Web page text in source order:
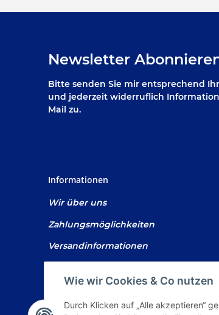
Wie wir Cookies & Co nutzen
Durch Klicken auf „Alle akzeptieren“
Newsletter
Bitte senden Sie mir entsprechend
und jederzeit widerruflich
Mail zu.
Informationen
Wir über uns
Zahlungsmöglichkeiten
Versandinformationen